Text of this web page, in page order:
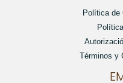
Política de
Términos y